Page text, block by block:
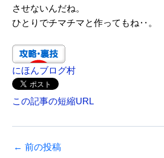
させないんだね。
ひとりでチマチマと作ってもね‥。
にほんブログ村
この記事の短縮URL
← 前の投稿